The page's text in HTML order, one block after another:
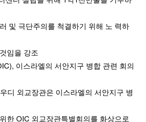
임을 강조
이스라엘의 서안지구 병합 관련 회의
디 외교장관은 이스라엘의 서안지구 병